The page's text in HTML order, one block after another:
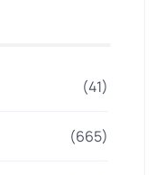
(41)
(665)